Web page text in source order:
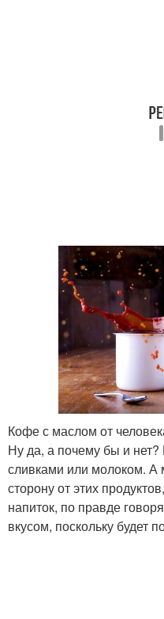
Кофе с солью
Кофе с азотом
Кофе с маслом от
Ну да, а почему бы и
сливками или молоком. А
сторону от этих
напиток, по правде
вкусом, поскольку будет